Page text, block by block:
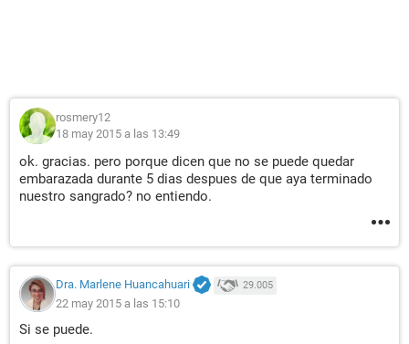
rosmery12
18 may 2015 a las 13:49
ok. gracias. pero porque dicen que no se puede quedar
embarazada durante 5 dias despues de que aya terminado
nuestro sangrado? no entiendo.
Dra. Marlene Huancahuari 29.005
22 may 2015 a las 15:10
Si se puede.